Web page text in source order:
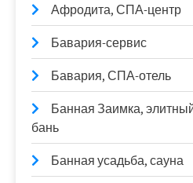
Афродита, СПА-центр
Бавария-сервис
Бавария, СПА-отель
Банная Заимка,
бань
Банная усадьба, сауна